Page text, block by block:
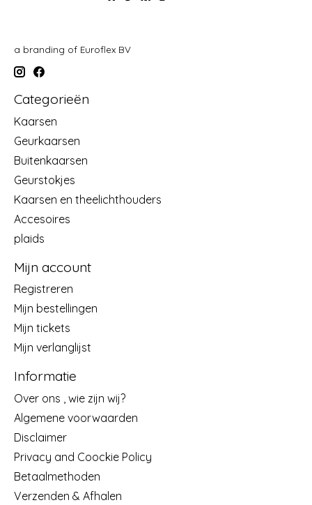
a branding of Euroflex BV
Categorieën
Kaarsen
Geurkaarsen
Buitenkaarsen
Geurstokjes
Kaarsen en theelichthouders
Accesoires
plaids
Mijn account
Registreren
Mijn bestellingen
Mijn tickets
Mijn verlanglijst
Informatie
Over ons , wie zijn wij?
Algemene voorwaarden
Disclaimer
Privacy and Coockie Policy
Betaalmethoden
Verzenden & Afhalen